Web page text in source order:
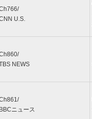
U.S.
NEWS
ニュース